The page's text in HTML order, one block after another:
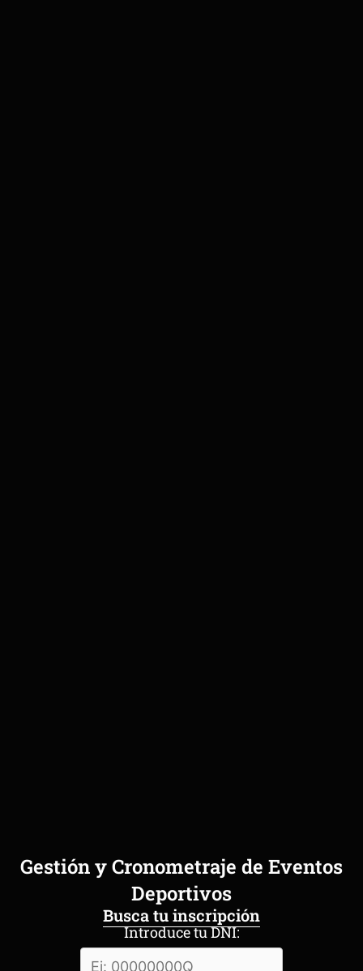
Gestión y Cronometraje de Eventos
Deportivos
Busca tu inscripción
Introduce tu DNI: